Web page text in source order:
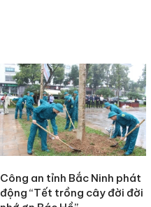
Công an tỉnh Bắc Ninh phát
động “Tết trồng cây đời đời